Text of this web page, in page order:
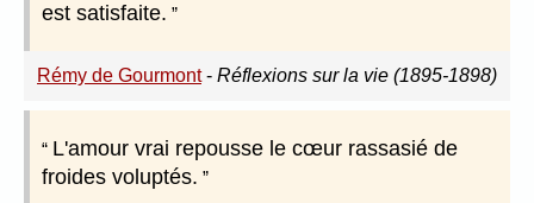
est satisfaite.
Rémy de Gourmont- Réflexions sur la vie (1895-1898)
L'amour vrai repousse le cœur rassasié de
froides voluptés.